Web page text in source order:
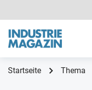
Startseite Thema